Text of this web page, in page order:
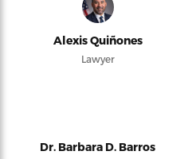
Alexis Quiñones
Lawyer
Dr. Barbara D. Barros